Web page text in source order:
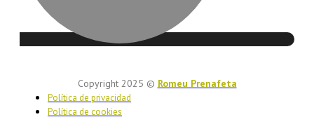
Copyright 2025 © Romeu Prenafeta
Política de privacidad
Política de cookies